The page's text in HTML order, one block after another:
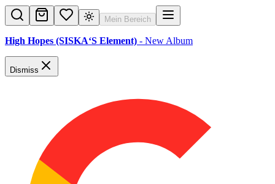
Mein Bereich
High Hopes (SISKA‘S Element) - New Album
Dismiss